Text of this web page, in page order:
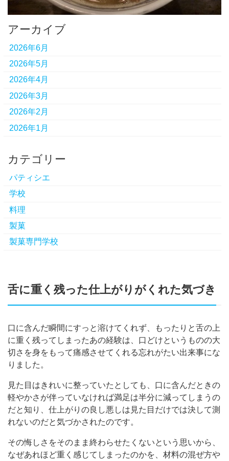
アーカイブ
2026年6月
2026年5月
2026年4月
2026年3月
2026年2月
2026年1月
カテゴリー
パティシエ
学校
料理
製菓
製菓専門学校
舌に重く残った仕上がりがくれた気づき
口に含んだ瞬間にすっと溶けてくれず、もったりと舌の上
に重く残ってしまったあの経験は、口どけというものの大
切さを身をもって痛感させてくれる忘れがたい出来事にな
りました。
見た目はきれいに整っていたとしても、口に含んだときの
軽やかさが伴っていなければ満足は半分に減ってしまうの
だと知り、仕上がりの良し悪しは見た目だけでは決して測
れないのだと気づかされたのです。
その悔しさをそのまま終わらせたくないという思いから、
なぜあれほど重く感じてしまったのかを、材料の混ぜ方や